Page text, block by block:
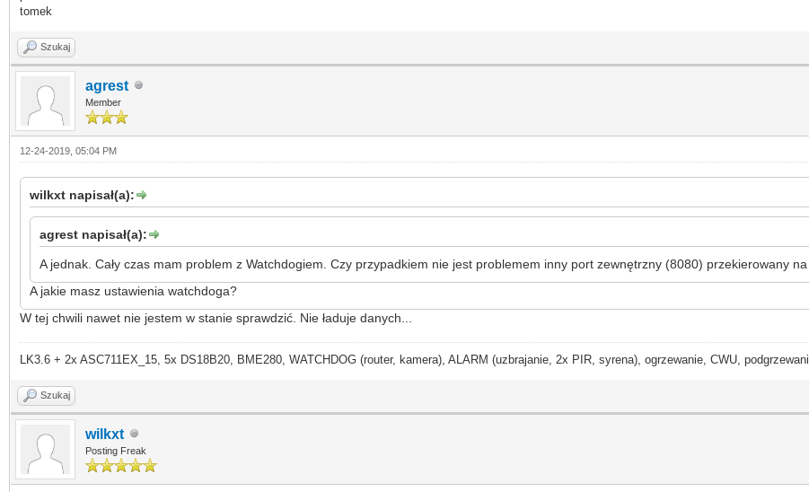
tomek
Szukaj
agrest
Member
12-24-2019, 05:04 PM
wilkxt napisał(a):
agrest napisał(a):
A jednak. Cały czas mam problem z Watchdogiem. Czy przypadkiem nie jest problemem inny port zewnętrzny (8080) przekierowany
A jakie masz ustawienia watchdoga?
W tej chwili nawet nie jestem w stanie sprawdzić. Nie ładuje danych...
LK3.6 + 2x ASC711EX_15, 5x DS18B20, BME280, WATCHDOG (router, kamera), ALARM (uzbrajanie, 2x PIR, syrena), ogrzewanie, CWU,
Szukaj
wilkxt
Posting Freak